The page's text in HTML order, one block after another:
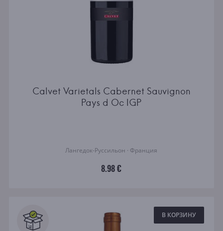
Calvet Varietals Cabernet Sauvignon
Pays d Oc IGP
Лангедок-Руссильон · Франция
8.98 €
В КОРЗИНУ